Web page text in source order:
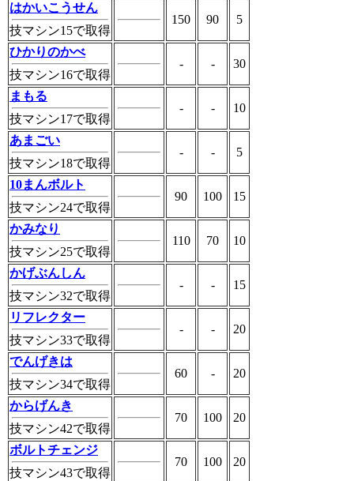
はかいこうせん
技マシン15で取得
150 90 5
ひかりのかべ
技マシン16で取得
- - 30
まもる
技マシン17で取得
- - 10
あまごい
技マシン18で取得
- - 5
10まんボルト
技マシン24で取得
90 100 15
かみなり
技マシン25で取得
110 70 10
かげぶんしん
技マシン32で取得
- - 15
リフレクター
技マシン33で取得
- - 20
でんげきは
技マシン34で取得
60 - 20
からげんき
技マシン42で取得
70 100 20
ボルトチェンジ
技マシン43で取得
70 100 20